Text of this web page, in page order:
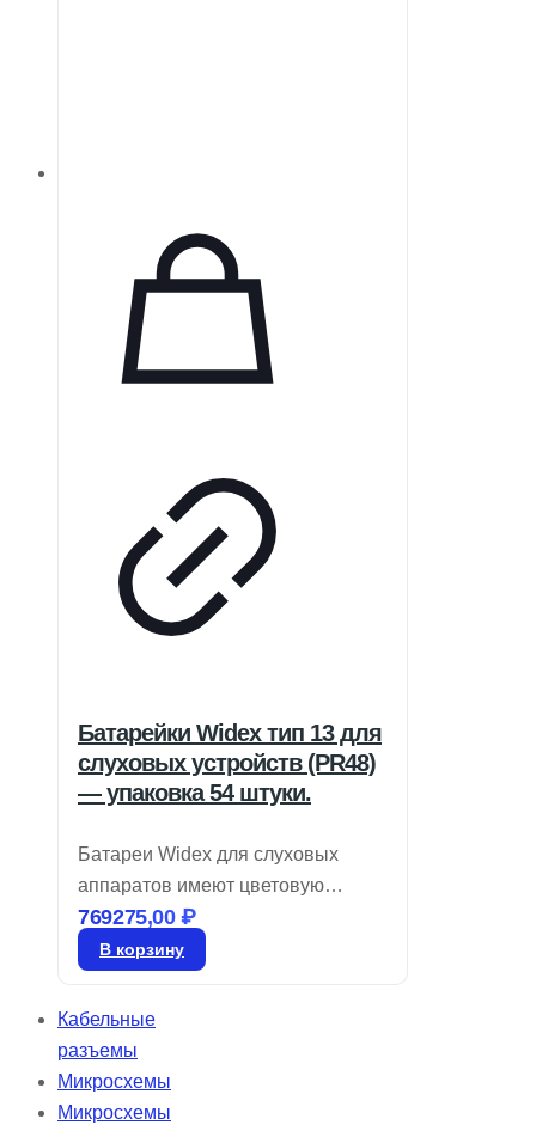
Батарейки Widex тип 13 для
слуховых устройств (PR48)
— упаковка 54 штуки.
Батареи Widex для слуховых
аппаратов имеют цветовую
кодировку, обозначающую размер,
и представляют собой воздушно-
запечатанном виде до момента
769275,00₽
В корзину
Кабельные
разъемы
Микросхемы
Микросхемы